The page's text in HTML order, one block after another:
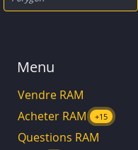
Menu
Vendre RAM
Acheter RAM
+15
Questions RAM